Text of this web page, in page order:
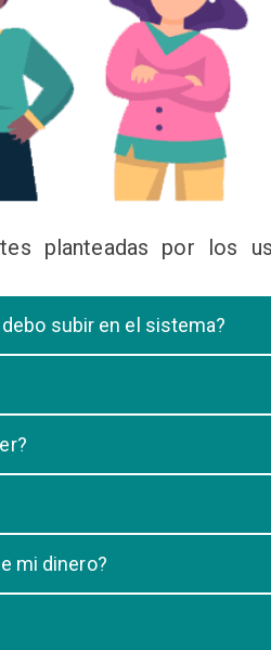
planteadas por los
subir en el sistema?
mi dinero?